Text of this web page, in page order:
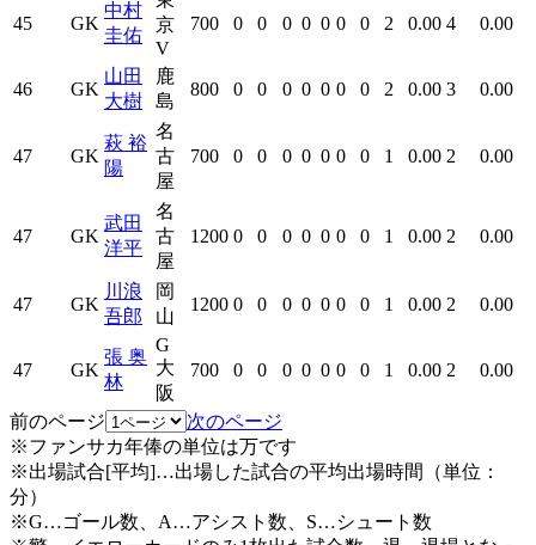
45 GK
中村
圭佑
京
V
700 0 0 0 0 0 0 0 2 0.00 4 0.00
46 GK
山田
大樹
鹿
島
800 0 0 0 0 0 0 0 2 0.00 3 0.00
47 GK
萩 裕
陽
名
古
屋
700 0 0 0 0 0 0 0 1 0.00 2 0.00
47 GK
武田
洋平
名
古
屋
1200 0 0 0 0 0 0 0 1 0.00 2 0.00
47 GK
川浪
吾郎
岡
山
1200 0 0 0 0 0 0 0 1 0.00 2 0.00
47 GK
張 奥
林
G
大
阪
700 0 0 0 0 0 0 0 1 0.00 2 0.00
前のページ
次のページ
※ファンサカ年俸の単位は万です
※出場試合[平均]…出場した試合の平均出場時間（単位：
分）
※G…ゴール数、A…アシスト数、S…シュート数